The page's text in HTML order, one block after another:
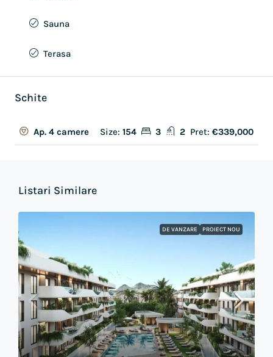
Sauna
Terasa
Schite
Ap. 4 camere Size: 154 3 2 Pret: €339,000
Listari Similare
DE VANZARE PROIECT NOU